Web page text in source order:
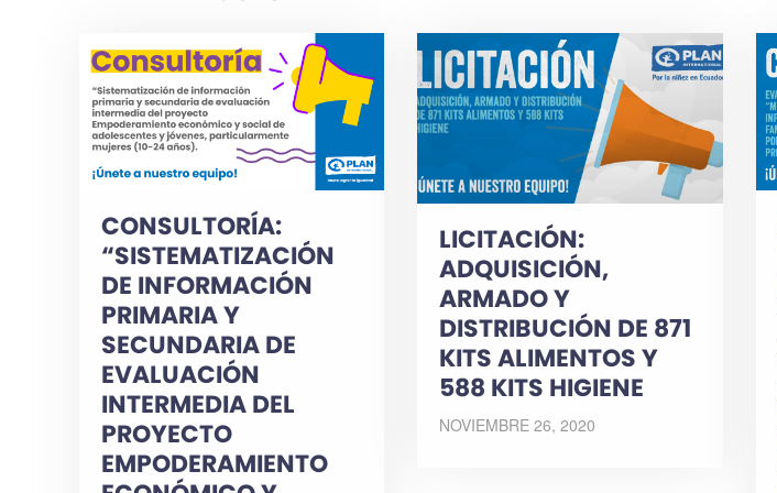
CONSULTORÍA:
“SISTEMATIZACIÓN
DE INFORMACIÓN
PRIMARIA Y
SECUNDARIA DE
EVALUACIÓN
INTERMEDIA DEL
PROYECTO
EMPODERAMIENTO
LICITACIÓN:
ADQUISICIÓN,
ARMADO Y
DISTRIBUCIÓN DE 871
KITS ALIMENTOS Y
588 KITS HIGIENE
NOVIEMBRE 26, 2020